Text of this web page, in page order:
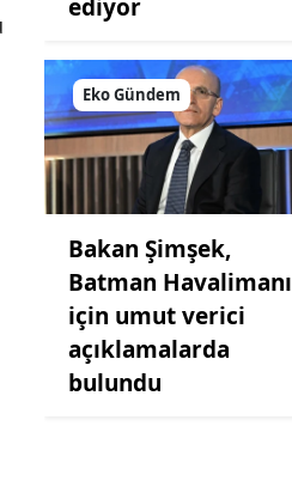
ediyor
Eko Gündem
Bakan Şimşek,
Batman Havalimanı
için umut verici
açıklamalarda
bulundu